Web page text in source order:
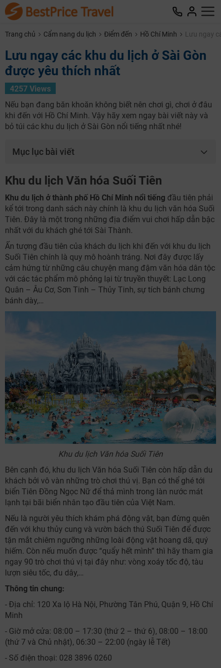
Trang chủ Cẩm nang du lịch Điểm đến Hồ Chí Minh Lưu ngay
Lưu ngay các khu du lịch ở Sài Gòn
được yêu thích nhất
4257 Views
Nếu bạn đang băn khoăn không biết nên chơi gì, chơi ở đâu
khi đến với Hồ Chí Minh. Vậy hãy xem ngay bài viết này và
bỏ túi các khu du lịch ở Sài Gòn nổi tiếng nhất nhé!
Mục lục bài viết
Khu du lịch Văn hóa Suối Tiên
Khu du lịch ở thành phố Hồ Chí Minh nổi tiếng đầu tiên phải
kể tới trong danh sách này chính là khu du lịch văn hóa Suối
Tiên. Đây là một trong những địa điểm vui chơi hấp dẫn bậc
nhất với du khách ghé tới Sài Thành.
Ấn tượng đầu tiên của khách du lịch khi đến với khu du lịch
Suối Tiên chính là quy mô hoành tráng. Nơi đây được lấy
cảm hứng từ những câu chuyện mang đậm văn hóa dân tộc
với các tác phẩm mô phỏng lại từ truyền thuyết: Lạc Long
Quân – Âu Cơ, Sơn Tinh – Thủy Tinh, sự tích bánh chưng
bánh dày,…
Khu du lịch Văn hóa Suối Tiên
Bên cạnh đó, khu du lịch Văn hóa Suối Tiên còn hấp dẫn du
khách bởi vô vàn những trò chơi thú vị. Bạn có thể ghé tới
biển Tiên Đồng Ngọc Nữ để thả mình trong làn nước mát
lạnh tại bãi biển nhân tạo đầu tiên của Việt Nam.
Nếu là người yêu thích khám phá động vật, bạn đừng quên
đến với khu thủy cung và vườn bách thú Suối Tiên để được
tận mắt chiêm ngưỡng những loài động vật hoang dã, quý
hiếm. Còn nếu muốn được “quẩy hết mình” thì hãy tham gia
ngay 90 trò chơi thú vị tại đây như: vòng xoáy tốc độ, tàu
lượn siêu tốc, đu dây,…
Thông tin chung:
- Địa chỉ: 120 Xa lộ Hà Nội, Phường Tân Phú, Quận 9, Hồ Chí
Minh
- Giờ mở cửa: 08:00 – 17:30 (thứ 2 – thứ 6), 08:00 – 18:00
(thứ 7 và Chủ nhật), 06:30 – 22:00 (ngày lễ Tết)
- Số điện thoại: 028 3896 0260
TƯ VẤN NGAY
TƯ VẤN NGAY
Nhận ưu đãi ngay!
NHẬN ƯU ĐÃI NGAY
TƯ VẤN NGAY